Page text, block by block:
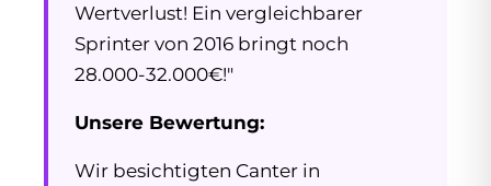
Wertverlust! Ein vergleichbarer
Sprinter von 2016 bringt noch
28.000-32.000€!"
Unsere Bewertung:
Wir besichtigten Canter in